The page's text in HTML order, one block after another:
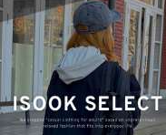
再入荷